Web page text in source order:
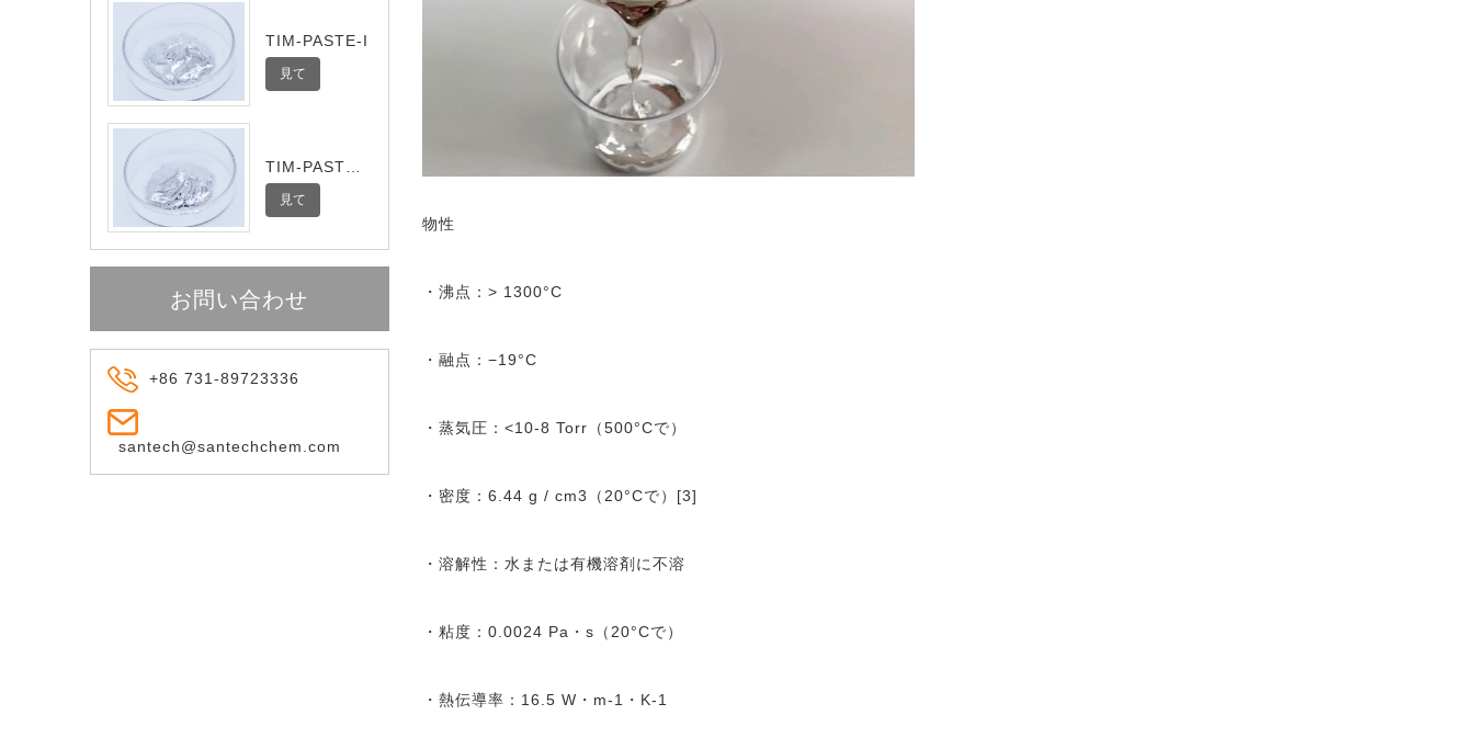
TIM-PASTE-I
見て
TIM-PASTE-
Ultra
見て
お問い合わせ
+86 731-89723336
santech@santechchem.com
物性
・沸点：> 1300°C
・融点：−19°C
・蒸気圧：<10-8 Torr（500°Cで）
・密度：6.44 g / cm3（20°Cで）[3]
・溶解性：水または有機溶剤に不溶
・粘度：0.0024 Pa・s（20°Cで）
・熱伝導率：16.5 W・m-1・K-1